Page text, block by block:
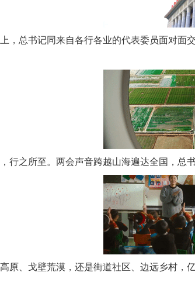
总书记同来自各行各业的代表委员面对面
之所至。两会声音跨越山海遍达全国，总书
、戈壁荒漠，还是街道社区、边远乡村，